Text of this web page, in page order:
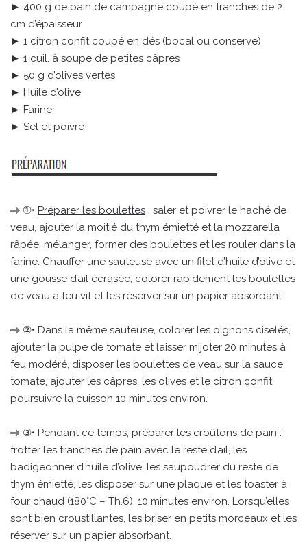
► 400 g de pain de campagne coupé en tranches de 2
cm d’épaisseur
► 1 citron confit coupé en dés (bocal ou conserve)
► 1 cuil. à soupe de petites câpres
► 50 g d’olives vertes
► Huile d’olive
► Farine
► Sel et poivre
①• Préparer les boulettes : saler et poivrer le haché de
veau, ajouter la moitié du thym émietté et la mozzarella
râpée, mélanger, former des boulettes et les rouler dans la
farine. Chauffer une sauteuse avec un filet d’huile d’olive et
une gousse d’ail écrasée, colorer rapidement les boulettes
de veau à feu vif et les réserver sur un papier absorbant.
②• Dans la même sauteuse, colorer les oignons ciselés,
ajouter la pulpe de tomate et laisser mijoter 20 minutes à
feu modéré, disposer les boulettes de veau sur la sauce
tomate, ajouter les câpres, les olives et le citron confit,
poursuivre la cuisson 10 minutes environ.
③• Pendant ce temps, préparer les croûtons de pain :
frotter les tranches de pain avec le reste d’ail, les
badigeonner d’huile d’olive, les saupoudrer du reste de
thym émietté, les disposer sur une plaque et les toaster à
four chaud (180°C – Th.6), 10 minutes environ. Lorsqu’elles
sont bien croustillantes, les briser en petits morceaux et les
réserver sur un papier absorbant.